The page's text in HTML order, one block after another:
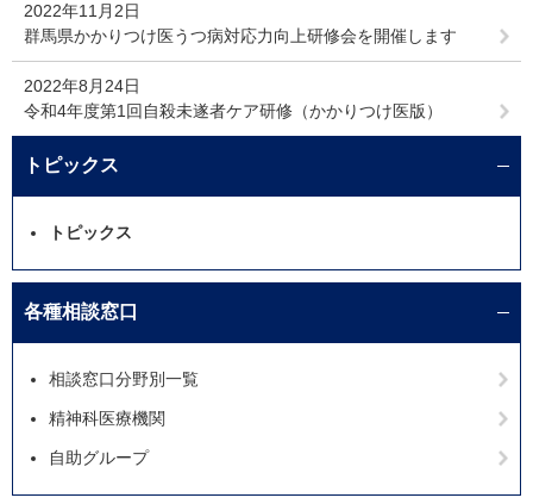
2022年11月2日
群馬県かかりつけ医うつ病対応力向上研修会を開催します
2022年8月24日
令和4年度第1回自殺未遂者ケア研修（かかりつけ医版）
トピックス
トピックス
各種相談窓口
相談窓口分野別一覧
精神科医療機関
自助グループ